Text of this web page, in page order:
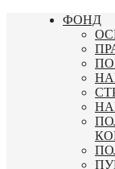
Перейти
ФОНД